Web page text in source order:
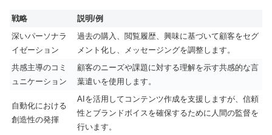
戦略
説明/例
深いパーソナラ
イゼーション
過去の購入、閲覧履歴、興味に基づいて顧客をセグ
メント化し、メッセージングを調整します。
共感主導のコミ
ュニケーション
顧客のニーズや課題に対する理解を示す共感的な言
葉遣いを使用します。
自動化における
創造性の発揮
AIを活用してコンテンツ作成を支援しますが、信頼
性とブランドボイスを確保するために人間の監督を
行います。